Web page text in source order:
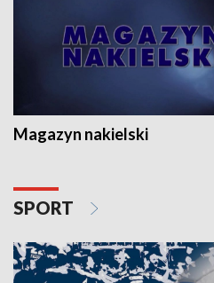
Magazyn nakielski
SPORT